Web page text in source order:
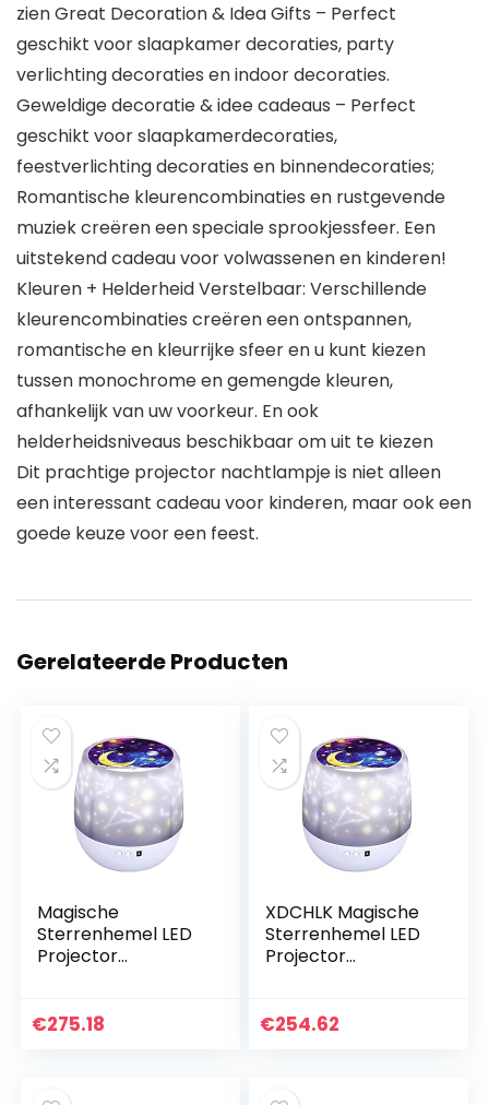
zien Great Decoration & Idea Gifts – Perfect
geschikt voor slaapkamer decoraties, party
verlichting decoraties en indoor decoraties.
Geweldige decoratie & idee cadeaus – Perfect
geschikt voor slaapkamerdecoraties,
feestverlichting decoraties en binnendecoraties;
Romantische kleurencombinaties en rustgevende
muziek creëren een speciale sprookjessfeer. Een
uitstekend cadeau voor volwassenen en kinderen!
Kleuren + Helderheid Verstelbaar: Verschillende
kleurencombinaties creëren een ontspannen,
romantische en kleurrijke sfeer en u kunt kiezen
tussen monochrome en gemengde kleuren,
afhankelijk van uw voorkeur. En ook
helderheidsniveaus beschikbaar om uit te kiezen
Dit prachtige projector nachtlampje is niet alleen
een interessant cadeau voor kinderen, maar ook een
goede keuze voor een feest.
Gerelateerde Producten
Magische
Sterrenhemel LED
Projector
Projector
€275.18
XDCHLK Magische
Sterrenhemel LED
Projector
Projector
€254.62